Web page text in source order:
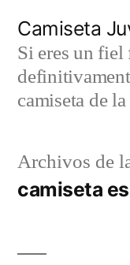
contenido
Camiseta
Si eres un fiel
camiseta de
Archivos de
camiseta